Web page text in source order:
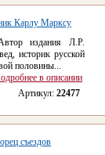
Карлу Марксу
издания Л.Р.
историк русской
половины...
в описании
Артикул: 22477
съездов